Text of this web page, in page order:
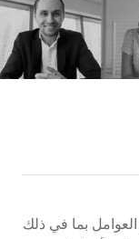
بما في ذلك